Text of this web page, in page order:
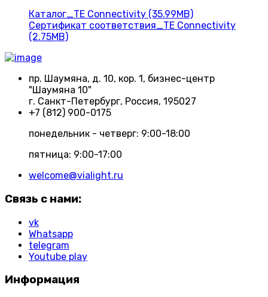
Каталог_TE Connectivity (35.99MB)
Сертификат соответствия_TE Connectivity
(2.75MB)
пр. Шаумяна, д. 10, кор. 1, бизнес-центр
"Шаумяна 10"
г. Санкт-Петербург, Россия, 195027
+7 (812) 900-0175
понедельник - четверг: 9:00-18:00
пятница: 9:00-17:00
welcome@vialight.ru
Связь с нами:
vk
Whatsapp
telegram
Youtube play
Информация